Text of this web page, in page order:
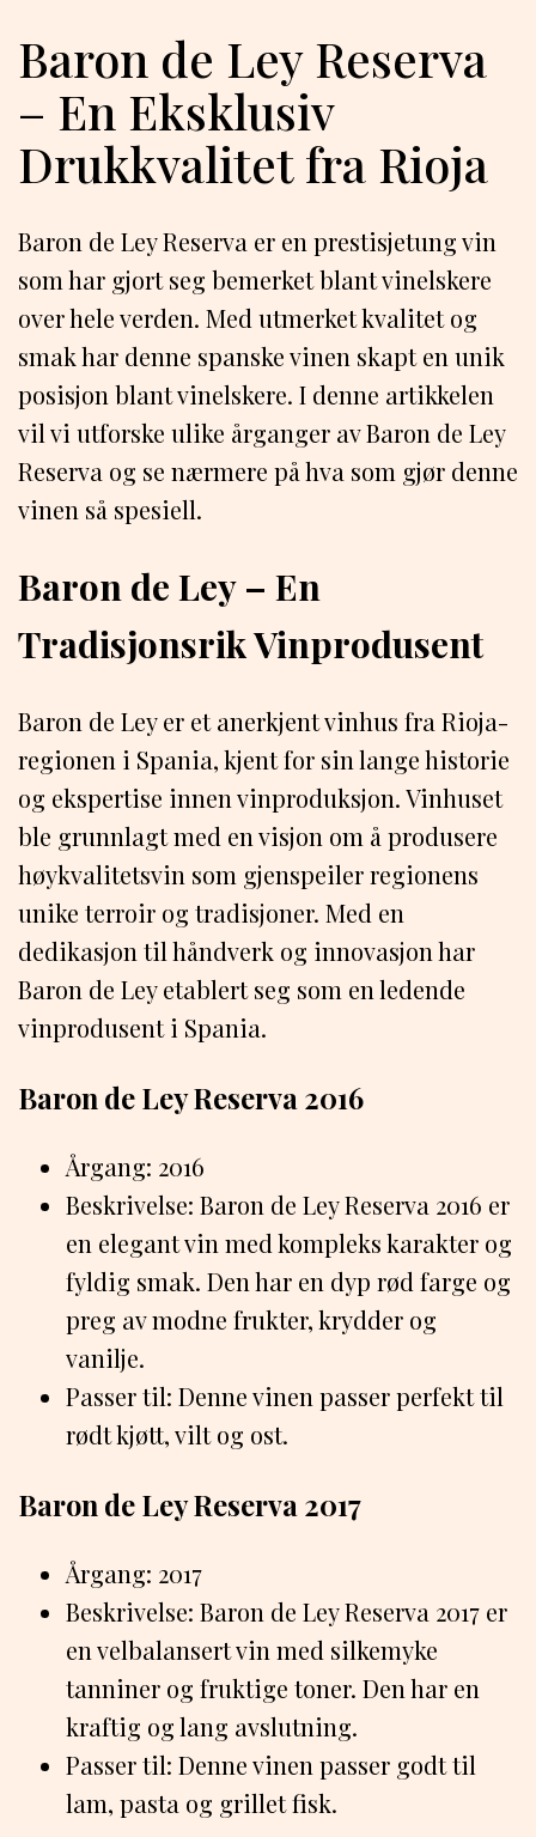
Baron de Ley Reserva
– En Eksklusiv
Drukkvalitet fra Rioja
Baron de Ley Reserva er en prestisjetung vin
som har gjort seg bemerket blant vinelskere
over hele verden. Med utmerket kvalitet og
smak har denne spanske vinen skapt en unik
posisjon blant vinelskere. I denne artikkelen
vil vi utforske ulike årganger av Baron de Ley
Reserva og se nærmere på hva som gjør denne
vinen så spesiell.
Baron de Ley – En
Tradisjonsrik Vinprodusent
Baron de Ley er et anerkjent vinhus fra Rioja-
regionen i Spania, kjent for sin lange historie
og ekspertise innen vinproduksjon. Vinhuset
ble grunnlagt med en visjon om å produsere
høykvalitetsvin som gjenspeiler regionens
unike terroir og tradisjoner. Med en
dedikasjon til håndverk og innovasjon har
Baron de Ley etablert seg som en ledende
vinprodusent i Spania.
Baron de Ley Reserva 2016
Årgang: 2016
Beskrivelse: Baron de Ley Reserva 2016 er
en elegant vin med kompleks karakter og
fyldig smak. Den har en dyp rød farge og
preg av modne frukter, krydder og
vanilje.
Passer til: Denne vinen passer perfekt til
rødt kjøtt, vilt og ost.
Baron de Ley Reserva 2017
Årgang: 2017
Beskrivelse: Baron de Ley Reserva 2017 er
en velbalansert vin med silkemyke
tanniner og fruktige toner. Den har en
kraftig og lang avslutning.
Passer til: Denne vinen passer godt til
lam, pasta og grillet fisk.